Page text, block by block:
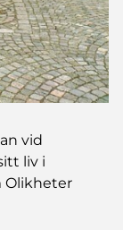
vid
liv i
Olikheter